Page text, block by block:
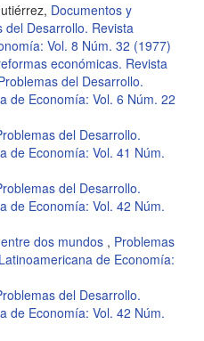
Documentos y
del Desarrollo. Revista
Vol. 8 Núm. 32 (1977)
económicas. Revista
del Desarrollo.
de Economía: Vol. 6 Núm. 22
del Desarrollo.
de Economía: Vol. 41 Núm.
del Desarrollo.
de Economía: Vol. 42 Núm.
dos mundos , Problemas
de Economía:
del Desarrollo.
de Economía: Vol. 42 Núm.